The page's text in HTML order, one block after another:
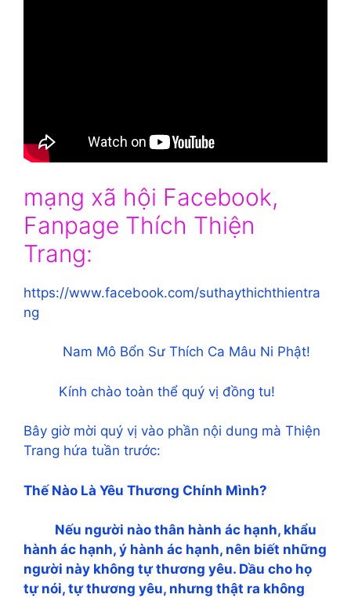
mạng xã hội Facebook,
Fanpage Thích Thiện
Trang:
https://www.facebook.com/suthaythichthientra
ng
Nam Mô Bổn Sư Thích Ca Mâu Ni Phật!
Kính chào toàn thể quý vị đồng tu!
Bây giờ mời quý vị vào phần nội dung mà Thiện
Trang hứa tuần trước:
Thế Nào Là Yêu Thương Chính Mình?
Nếu người nào thân hành ác hạnh, khẩu
hành ác hạnh, ý hành ác hạnh, nên biết những
người này không tự thương yêu. Dầu cho họ
tự nói, tự thương yêu, nhưng thật ra không